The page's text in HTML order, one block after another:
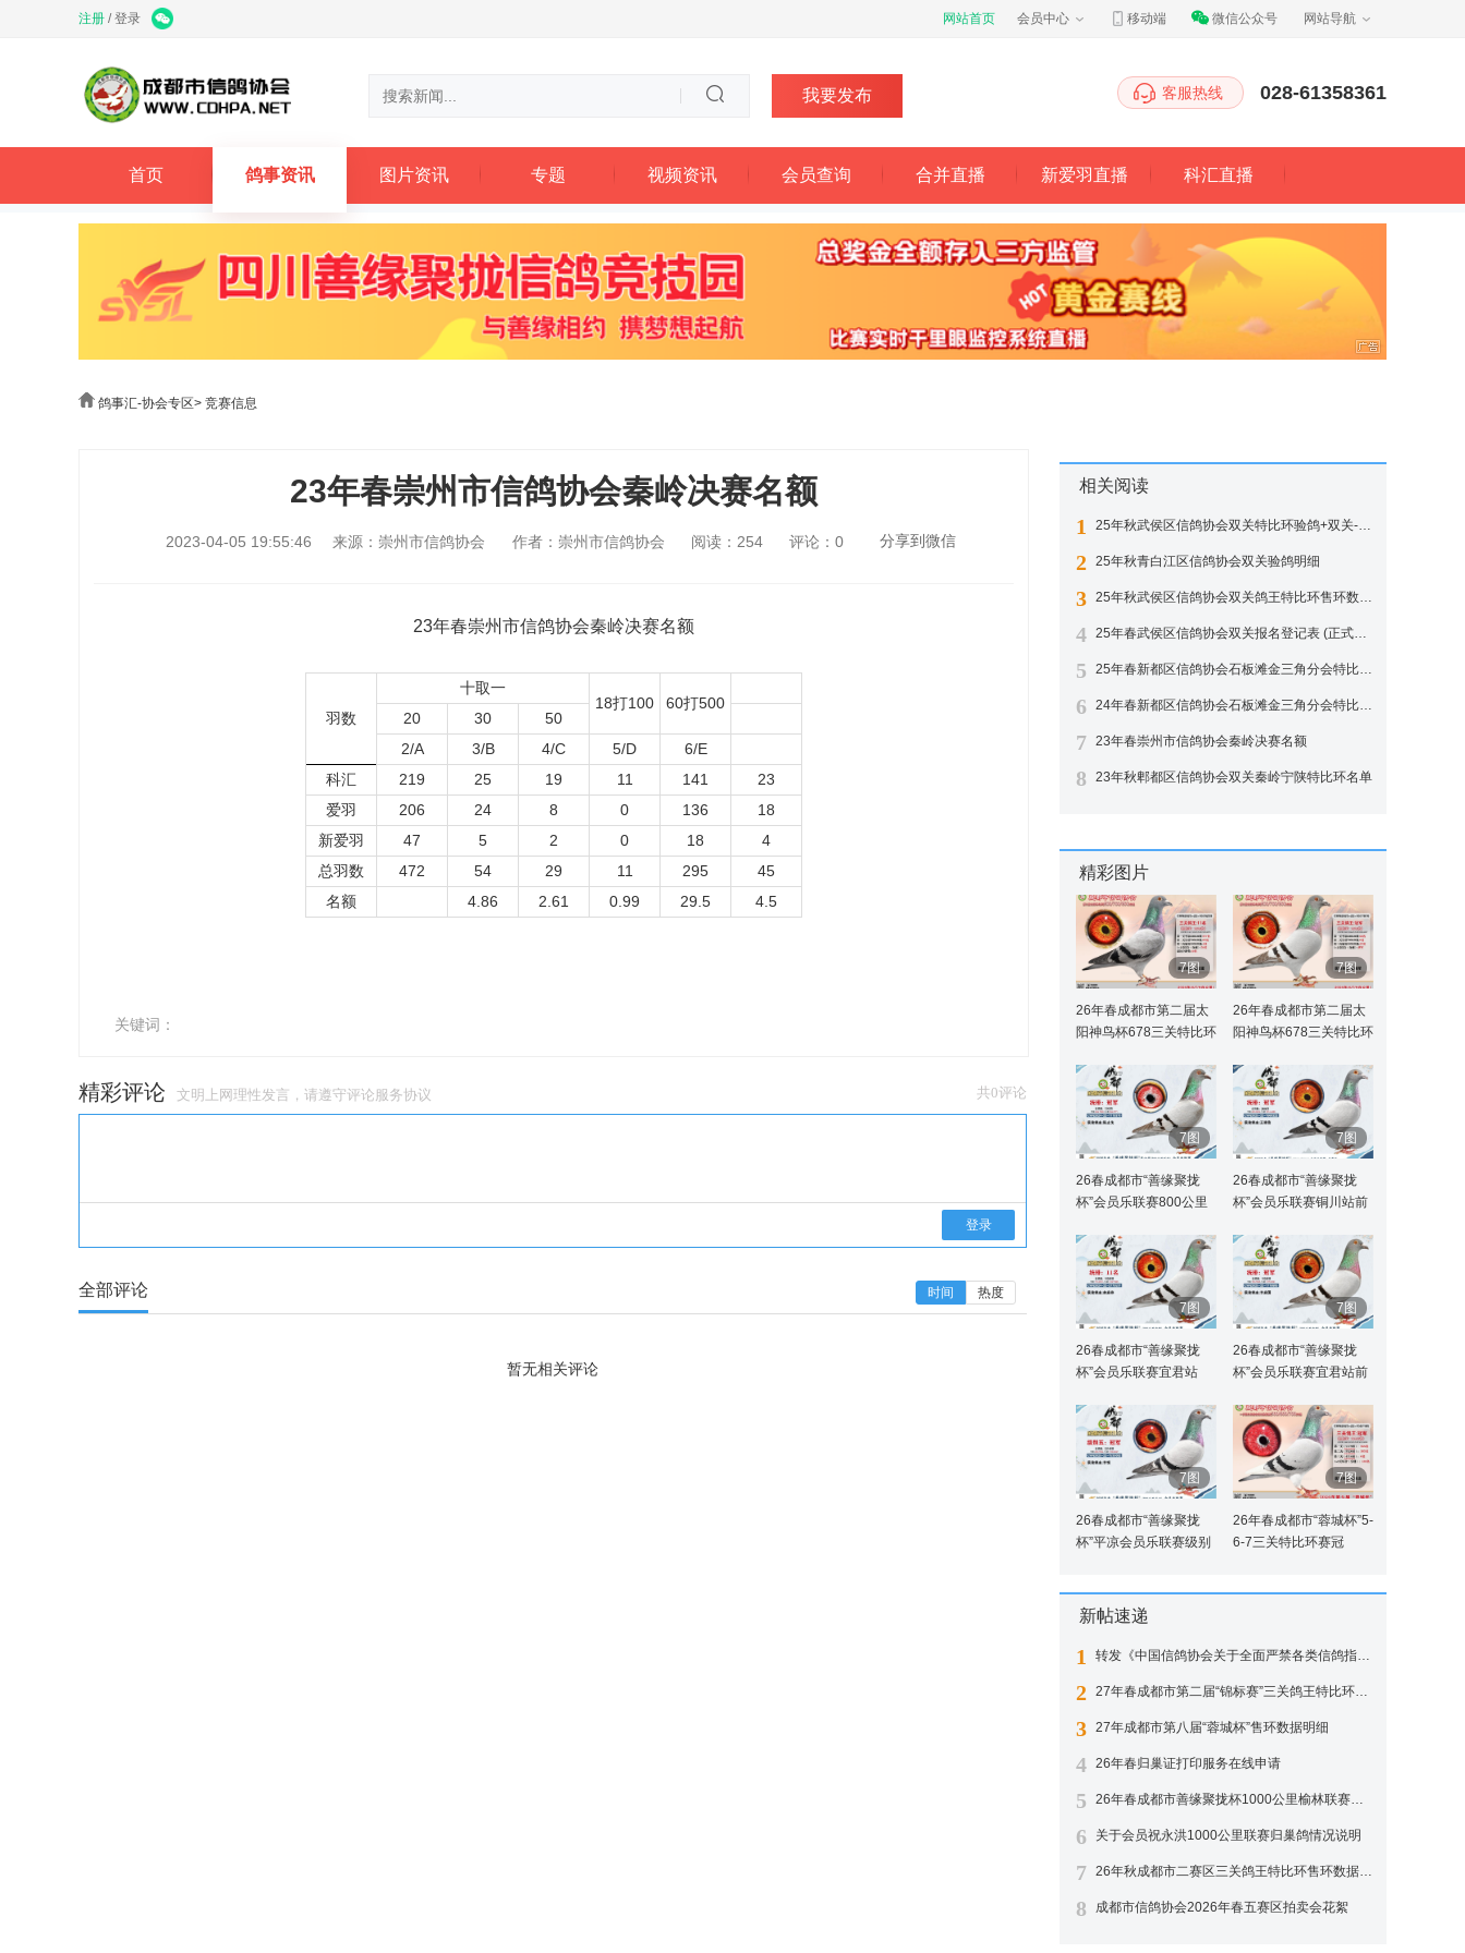
注册 /登录 网站首页 会员中心 移动端 微信公众号 网站导航
客服热线 028-61358361
我要发布
首页 鸽事资讯 图片资讯 专题 视频资讯 会员查询 合并直播 新爱羽直播 科汇直播
鸽事汇-协会专区> 竞赛信息
23年春崇州市信鸽协会秦岭决赛名额
2023-04-05 19:55:46 来源： 崇州市信鸽协会 作者：崇州市信鸽协会 阅读：254 评论：0 分享到微信
23年春崇州市信鸽协会秦岭决赛名额
羽数
十取一
18打100
60打500
20
30
50
2/A
3/B 4/C 5/D
6/E
科汇
219 25 19 11 141
23
爱羽
206 24 8 0 136
18
新爱羽
47 5 2 0 18
4
总羽数
472 54 29 11 295
45
名额
4.86 2.61 0.99 29.5 4.5
关键词：
精彩评论 文明上网理性发言，请遵守评论服务协议 共0评论
登录
全部评论 热度
时间
暂无相关评论
相关阅读
1 25年秋武侯区信鸽协会双关特比环验鸽+双关-第二关-第一关暗插明细
2 25年秋青白江区信鸽协会双关验鸽明细
3 25年秋武侯区信鸽协会双关鸽王特比环售环数据明细
4 25年春武侯区信鸽协会双关报名登记表 (正式版）
5 25年春新都区信鸽协会石板滩金三角分会特比环售环名单与暗插明细
6 24年春新都区信鸽协会石板滩金三角分会特比环售环名单与暗插明细
7 23年春崇州市信鸽协会秦岭决赛名额
8 23年秋郫都区信鸽协会双关秦岭宁陕特比环名单
精彩图片
26年春成都市第二届太
阳神鸟杯678三关特比环
7图
26年春成都市第二届太
阳神鸟杯678三关特比环
7图
26春成都市“善缘聚拢
杯”会员乐联赛800公里
7图
26春成都市“善缘聚拢
杯”会员乐联赛铜川站前
7图
26春成都市“善缘聚拢
杯”会员乐联赛宜君站
7图
26春成都市“善缘聚拢
杯”会员乐联赛宜君站前
7图
26春成都市“善缘聚拢
杯”平凉会员乐联赛级别
7图
26年春成都市“蓉城杯”5-
6-7三关特比环赛冠
7图
新帖速递
1 转发《中国信鸽协会关于全面严禁各类信鸽指定赛》的通知
2 27年春成都市第二届“锦标赛”三关鸽王特比环售环数据明细
3 27年成都市第八届“蓉城杯”售环数据明细
4 26年春归巢证打印服务在线申请
5 26年春成都市善缘聚拢杯1000公里榆林联赛各项成绩暂排
6 关于会员祝永洪1000公里联赛归巢鸽情况说明
7 26年秋成都市二赛区三关鸽王特比环售环数据明细
8 成都市信鸽协会2026年春五赛区拍卖会花絮